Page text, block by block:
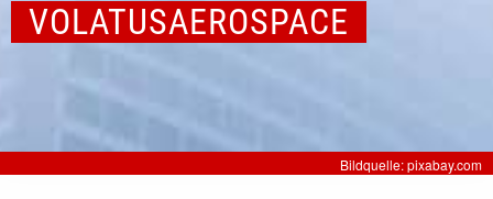
VOLATUSAEROSPACE
Bildquelle: pixabay.com